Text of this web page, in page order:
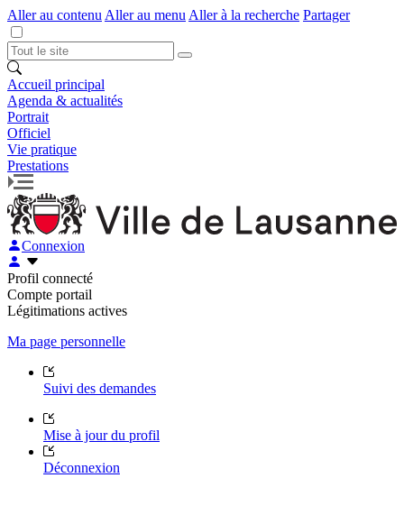
Aller au contenu Aller au menu Aller à la recherche Partager
Accueil principal
Agenda & actualités
Portrait
Officiel
Vie pratique
Prestations
Connexion
Profil connecté
Compte portail
Légitimations actives
Ma page personnelle
Suivi des demandes
Mise à jour du profil
Déconnexion